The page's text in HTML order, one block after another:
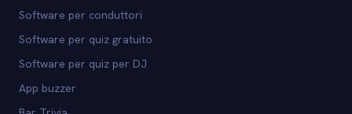
Software per conduttori
Software per quiz gratuito
Software per quiz per DJ
App buzzer